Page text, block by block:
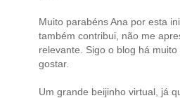
Muito parabéns Ana por esta
também contribui, não me
relevante. Sigo o blog há
gostar.
Um grande beijinho virtual, já